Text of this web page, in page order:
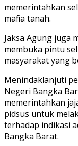
memerintahkan
mafia tanah.
Jaksa Agung juga
membuka pintu
masyarakat yang
Menindaklanjuti
Negeri Bangka
memerintahkan
pidsus untuk
terhadap indikasi
Bangka Barat.